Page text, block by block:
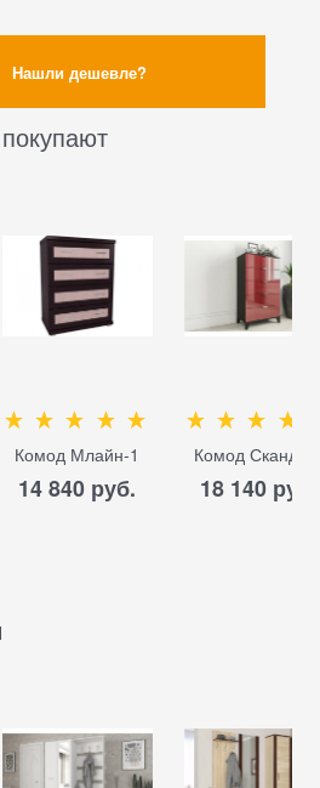
Нашли дешевле?
Комод Млайн-1
14 840 руб.
Комод Сканди-
18 140 руб.